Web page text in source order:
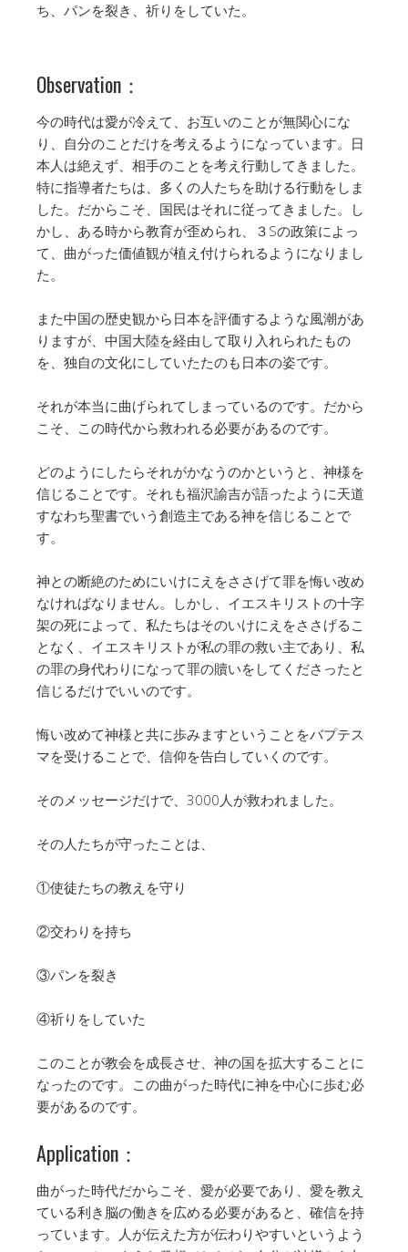
ち、パンを裂き、祈りをしていた。
Observation：
今の時代は愛が冷えて、お互いのことが無関心にな
り、自分のことだけを考えるようになっています。日
本人は絶えず、相手のことを考え行動してきました。
特に指導者たちは、多くの人たちを助ける行動をしま
した。だからこそ、国民はそれに従ってきました。し
かし、ある時から教育が歪められ、３Sの政策によっ
て、曲がった価値観が植え付けられるようになりまし
た。
また中国の歴史観から日本を評価するような風潮があ
りますが、中国大陸を経由して取り入れられたもの
を、独自の文化にしていたたのも日本の姿です。
それが本当に曲げられてしまっているのです。だから
こそ、この時代から救われる必要があるのです。
どのようにしたらそれがかなうのかというと、神様を
信じることです。それも福沢諭吉が語ったように天道
すなわち聖書でいう創造主である神を信じることで
す。
神との断絶のためにいけにえをささげて罪を悔い改め
なければなりません。しかし、イエスキリストの十字
架の死によって、私たちはそのいけにえをささげるこ
となく、イエスキリストが私の罪の救い主であり、私
の罪の身代わりになって罪の贖いをしてくださったと
信じるだけでいいのです。
悔い改めて神様と共に歩みますということをバプテス
マを受けることで、信仰を告白していくのです。
そのメッセージだけで、3000人が救われました。
その人たちが守ったことは、
①使徒たちの教えを守り
②交わりを持ち
③パンを裂き
④祈りをしていた
このことが教会を成長させ、神の国を拡大することに
なったのです。この曲がった時代に神を中心に歩む必
要があるのです。
Application：
曲がった時代だからこそ、愛が必要であり、愛を教え
ている利き脳の働きを広める必要があると、確信を持
っています。人が伝えた方が伝わりやすいというよう